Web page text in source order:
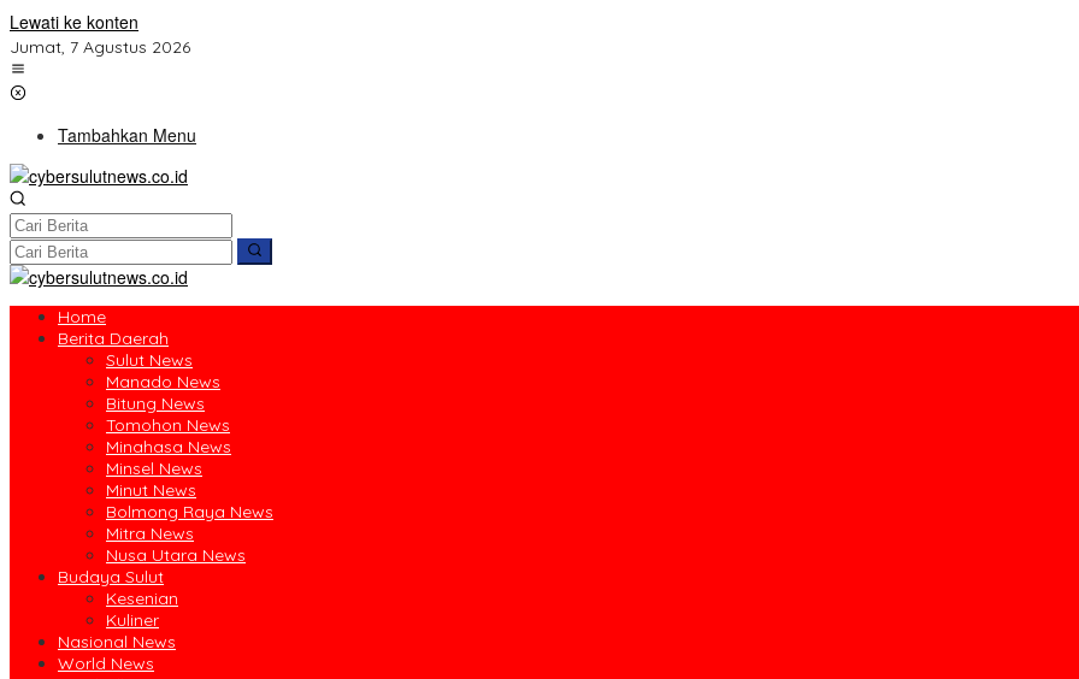
Lewati ke konten
Jumat, 7 Agustus 2026
Tambahkan Menu
Home
Berita Daerah
Sulut News
Manado News
Bitung News
Tomohon News
Minahasa News
Minsel News
Minut News
Bolmong Raya News
Mitra News
Nusa Utara News
Budaya Sulut
Kesenian
Kuliner
Nasional News
World News